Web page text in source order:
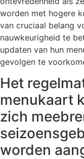
worden met hogere
van cruciaal belang
nauwkeurigheid te
updaten van hun
gevolgen te
Het
menukaart
zich
worden